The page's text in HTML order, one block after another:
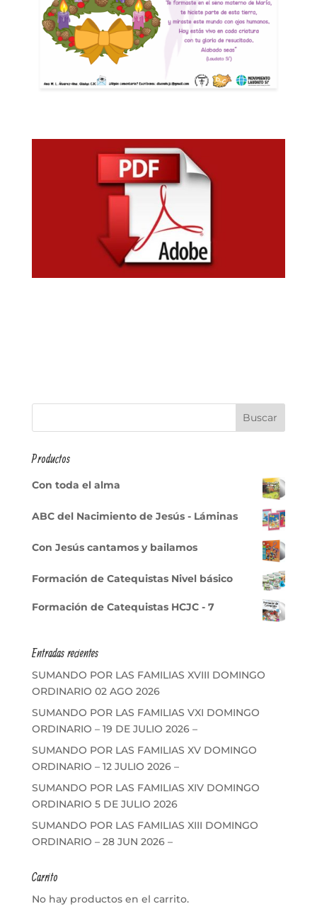
Productos
Con toda el alma
ABC del Nacimiento de Jesús - Láminas
Con Jesús cantamos y bailamos
Formación de Catequistas Nivel básico
Formación de Catequistas HCJC - 7
Entradas recientes
SUMANDO POR LAS FAMILIAS XVIII DOMINGO
ORDINARIO 02 AGO 2026
SUMANDO POR LAS FAMILIAS VXI DOMINGO
ORDINARIO – 19 DE JULIO 2026 –
SUMANDO POR LAS FAMILIAS XV DOMINGO
ORDINARIO – 12 JULIO 2026 –
SUMANDO POR LAS FAMILIAS XIV DOMINGO
ORDINARIO 5 DE JULIO 2026
SUMANDO POR LAS FAMILIAS XIII DOMINGO
ORDINARIO – 28 JUN 2026 –
Carrito
No hay productos en el carrito.